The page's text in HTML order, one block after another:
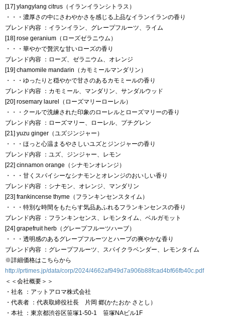
[17] ylangylang citrus（イランイランシトラス）
・・・濃厚さの中にさわやかさを感じる上品なイランイランの香り
ブレンド内容 ：イランイラン、グレープフルーツ、ライム
[18] rose geranium（ローズゼラニウム）
・・・華やかで贅沢な甘いローズの香り
ブレンド内容 ：ローズ、ゼラニウム、オレンジ
[19] chamomile mandarin（カモミールマンダリン）
・・・ゆったりと穏やかで甘さのあるカモミールの香り
ブレンド内容 ：カモミール、マンダリン、サンダルウッド
[20] rosemary laurel（ローズマリーローレル）
・・・クールで洗練された印象のローレルとローズマリーの香り
ブレンド内容 ：ローズマリー、ローレル、プチグレン
[21] yuzu ginger（ユズジンジャー）
・・・ほっと心温まるやさしいユズとジンジャーの香り
ブレンド内容 ：ユズ、ジンジャー、レモン
[22] cinnamon orange（シナモンオレンジ）
・・・甘くスパイシーなシナモンとオレンジのおいしい香り
ブレンド内容 ：シナモン、オレンジ、マンダリン
[23] frankincense thyme（フランキンセンスタイム）
・・・特別な時間をもたらす気品あふれるフランキンセンスの香り
ブレンド内容 ：フランキンセンス、レモンタイム、ベルガモット
[24] grapefruit herb（グレープフルーツハーブ）
・・・透明感のあるグレープフルーツとハーブの爽やかな香り
ブレンド内容 ：グレープフルーツ、スパイクラベンダー、レモンタイム
※詳細価格はこちらから
http://prtimes.jp/data/corp/2024/4662af949d7a906b88fcad4bf66fb40c.pdf
＜＜会社概要＞＞
・社名 ：アットアロマ株式会社
・代表者 ：代表取締役社長 片岡 郷(かたおか さとし）
・本社 ：東京都渋谷区笹塚1-50-1 笹塚NAビル1F